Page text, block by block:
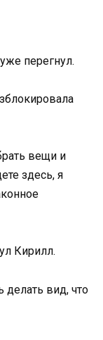
перегнул.
вещи и
здесь, я
Кирилл.
вид, что